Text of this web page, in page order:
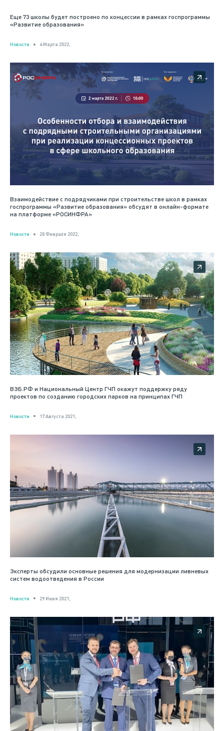
Еще 73 школы будет построено по концессии в рамках госпрограммы
«Развитие образования»
Новости 4 Марта 2022,
Взаимодействие с подрядчиками при строительстве школ в рамках
госпрограммы «Развитие образования» обсудят в онлайн-формате
на платформе «РОСИНФРА»
Новости 28 Февраля 2022,
ВЭБ.РФ и Национальный Центр ГЧП окажут поддержку ряду
проектов по созданию городских парков на принципах ГЧП
Новости 17 Августа 2021,
Эксперты обсудили основные решения для модернизации ливневых
систем водоотведения в России
Новости 29 Июля 2021,